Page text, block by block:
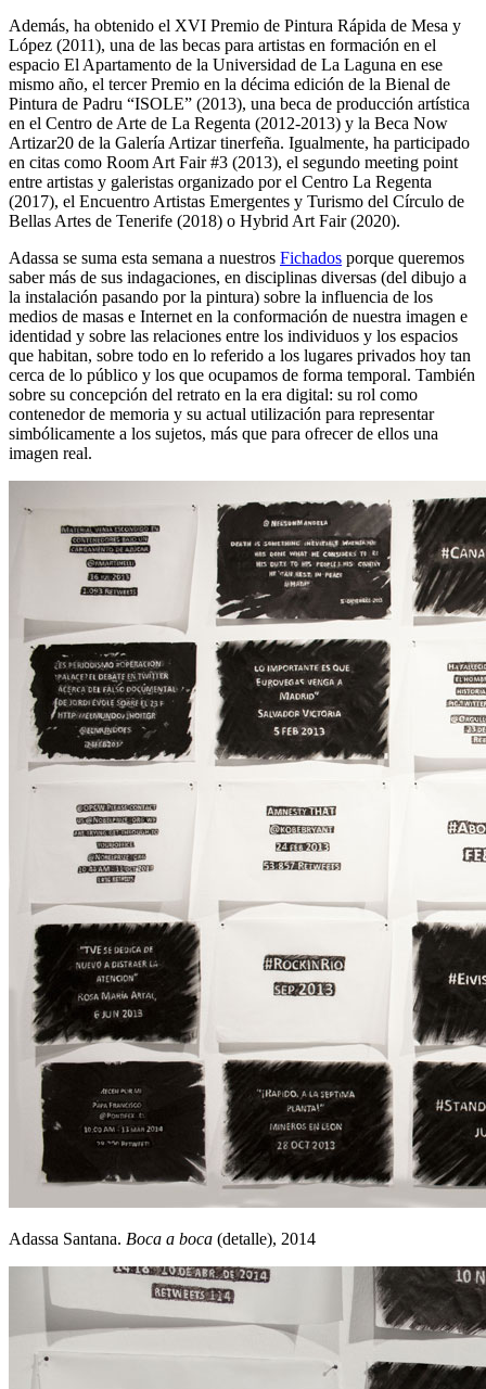
Además, ha obtenido el XVI Premio de Pintura Rápida de Mesa y
López (2011), una de las becas para artistas en formación en el
espacio El Apartamento de la Universidad de La Laguna en ese
mismo año, el tercer Premio en la décima edición de la Bienal de
Pintura de Padru “ISOLE” (2013), una beca de producción artística
en el Centro de Arte de La Regenta (2012-2013) y la Beca Now
Artizar20 de la Galería Artizar tinerfeña. Igualmente, ha participado
en citas como Room Art Fair #3 (2013), el segundo meeting point
entre artistas y galeristas organizado por el Centro La Regenta
(2017), el Encuentro Artistas Emergentes y Turismo del Círculo de
Bellas Artes de Tenerife (2018) o Hybrid Art Fair (2020).
Adassa se suma esta semana a nuestros Fichados porque queremos
saber más de sus indagaciones, en disciplinas diversas (del dibujo a
la instalación pasando por la pintura) sobre la influencia de los
medios de masas e Internet en la conformación de nuestra imagen e
identidad y sobre las relaciones entre los individuos y los espacios
que habitan, sobre todo en lo referido a los lugares privados hoy tan
cerca de lo público y los que ocupamos de forma temporal. También
sobre su concepción del retrato en la era digital: su rol como
contenedor de memoria y su actual utilización para representar
simbólicamente a los sujetos, más que para ofrecer de ellos una
imagen real.
Adassa Santana. Boca a boca (detalle), 2014